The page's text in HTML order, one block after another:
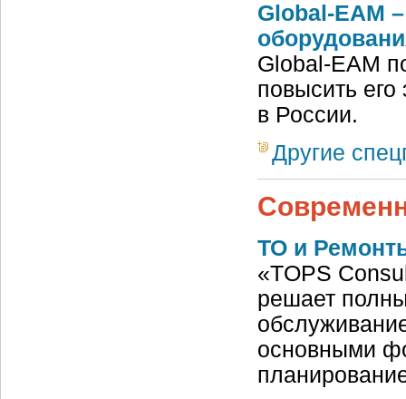
Global-EAM
Global-EAM
повысить
в России.
Другие
ТО и
«TOPS
решает
основными